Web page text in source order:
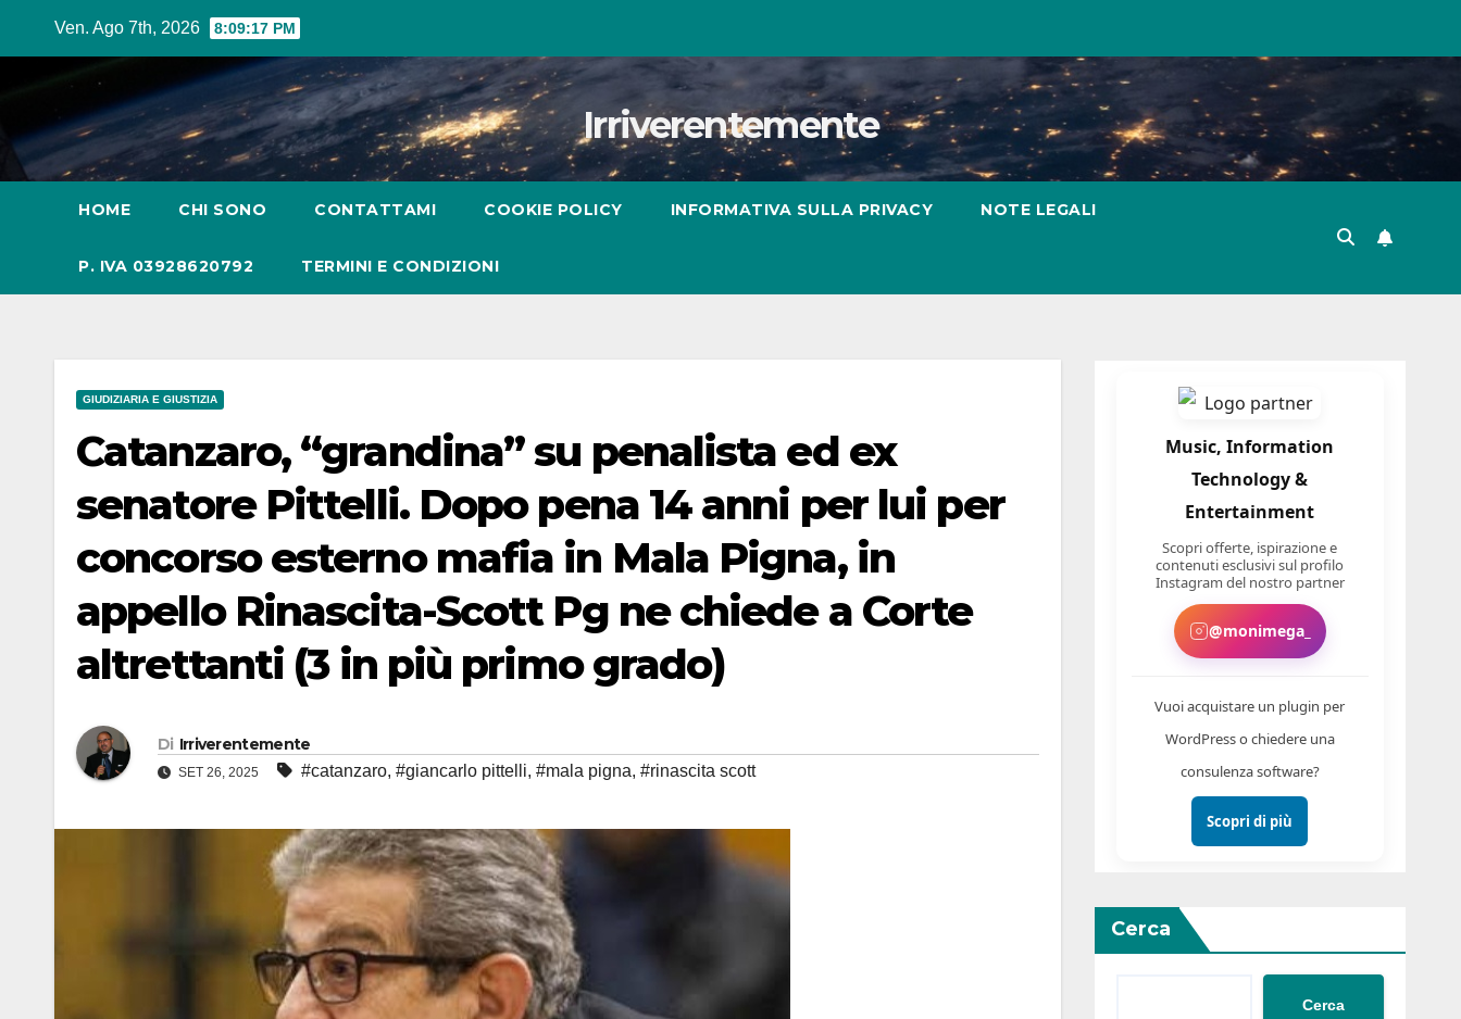
Ven. Ago 7th, 2026 8:09:19 PM
Irriverentemente
HOME CHI SONO CONTATTAMI COOKIE POLICY INFORMATIVA SULLA PRIVACY NOTE LEGALI
P. IVA 03928620792 TERMINI E CONDIZIONI
GIUDIZIARIA E GIUSTIZIA
Catanzaro, “grandina” su penalista ed ex
senatore Pittelli. Dopo pena 14 anni per lui per
concorso esterno mafia in Mala Pigna, in
appello Rinascita-Scott Pg ne chiede a Corte
altrettanti (3 in più primo grado)
Di Irriverentemente
SET 26, 2025 #catanzaro, #giancarlo pittelli, #mala pigna, #rinascita scott
Cerca
Cerca
Music, Information
Technology &
Entertainment
Scopri offerte, ispirazione e
contenuti esclusivi sul profilo
Instagram del nostro partner
@monimega_
Vuoi acquistare un plugin per
WordPress o chiedere una
consulenza software?
Scopri di più